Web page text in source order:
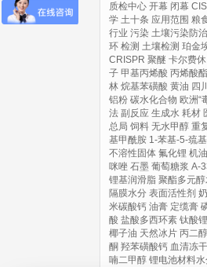
质检中心 开幕 闭幕
学 土十条 应用范围 粮
行业 污染 土壤污染防
环 检测 土壤检测 珀金
CRISPR 聚醚 卡尔费休
子 甲基丙烯酸 丙烯酸酯
林 烷基苯磺酸 黄油 四
铝粉 碳水化合物 欧洲“
法 副反应 生成水 耗材
总局 饲料 无水甲醇 重
基甲酰胺 1-苯基-5-巯
不溶性固体 氟化锂 机油
咪唑 石墨 葡萄糖浆 A-
锂基润滑脂 聚酯多元
隔膜水分 表面活性剂
米碳酸钙 油膏 定缆膏
酸 盐酸多西环素 钛酸锂
椰子油 天然冰片 丙二
酮 羟苯磺酸钙 血清冻
喃二甲醇 锂电池材料水